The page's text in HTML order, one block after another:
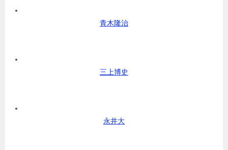
青木隆治
三上博史
永井大